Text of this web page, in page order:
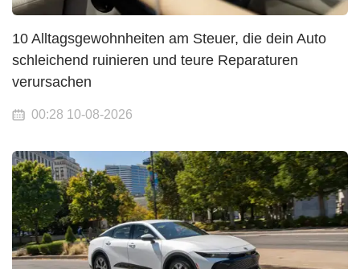
10 Alltagsgewohnheiten am Steuer, die dein Auto
schleichend ruinieren und teure Reparaturen
verursachen
00:28 10-08-2026